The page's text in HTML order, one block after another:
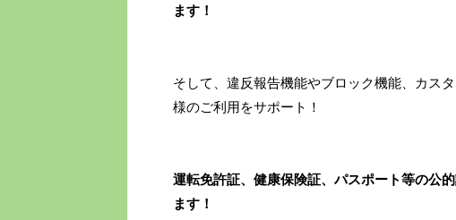
ます！
そして、違反報告機能やブロック機能、カス
様のご利用をサポート！
運転免許証、健康保険証、パスポート等の公
ます！